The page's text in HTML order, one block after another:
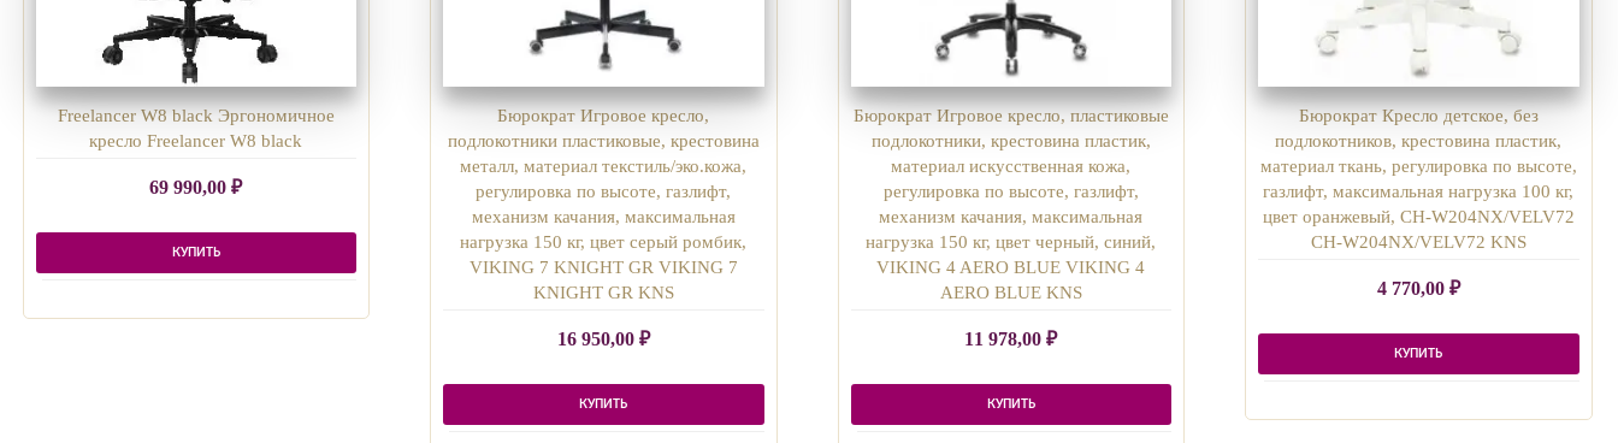
Freelancer W8 black Эргономичное
кресло Freelancer W8 black
69 990,00₽
КУПИТЬ
Бюрократ Игровое кресло,
подлокотники пластиковые, крестовина
металл, материал текстиль/эко.кожа,
регулировка по высоте, газлифт,
механизм качания, максимальная
нагрузка 150 кг, цвет серый ромбик,
VIKING 7 KNIGHT GR VIKING 7
KNIGHT GR KNS
16 950,00 ₽
КУПИТЬ
Бюрократ Игровое кресло, пластиковые
подлокотники, крестовина пластик,
материал искусственная кожа,
регулировка по высоте, газлифт,
механизм качания, максимальная
нагрузка 150 кг, цвет черный, синий,
VIKING 4 AERO BLUE VIKING 4
AERO BLUE KNS
11 978,00₽
КУПИТЬ
Бюрократ Кресло детское, без
подлокотников, крестовина пластик,
материал ткань, регулировка по высоте,
газлифт, максимальная нагрузка 100 кг,
цвет оранжевый, CH-W204NX/VELV72
CH-W204NX/VELV72 KNS
4 770,00 ₽
КУПИТЬ